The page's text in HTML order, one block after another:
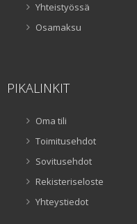
Yhteistyössä
Osamaksu
PIKALINKIT
Oma tili
Toimitusehdot
Sovitusehdot
Rekisteriseloste
Yhteystiedot